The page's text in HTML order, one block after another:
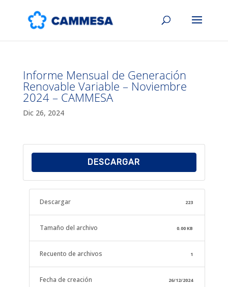
Informe Mensual de Generación
Renovable Variable – Noviembre
2024 – CAMMESA
Dic 26, 2024
DESCARGAR
Descargar 223
Tamaño del archivo 0.00 KB
Recuento de archivos 1
Fecha de creación 26/12/2024